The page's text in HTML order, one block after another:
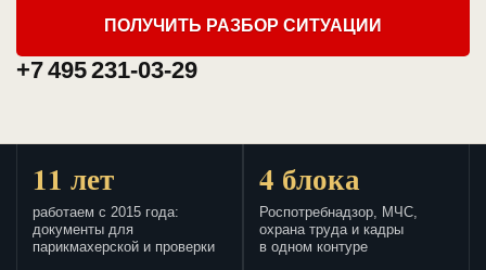
ПОЛУЧИТЬ РАЗБОР СИТУАЦИИ
+7 495 231-03-29
11 лет
работаем с 2015 года:
документы для
парикмахерской и проверки
4 блока
Роспотребнадзор, МЧС,
охрана труда и кадры
в одном контуре